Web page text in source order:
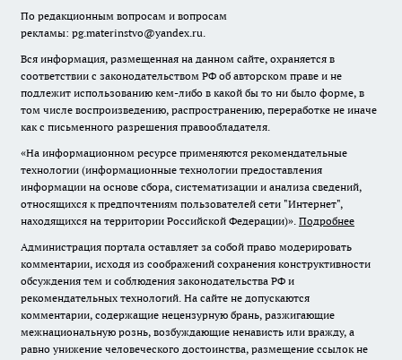
По редакционным вопросам и вопросам
рекламы: pg.materinstvo@yandex.ru.
Вся информация, размещенная на данном сайте, охраняется в
соответствии с законодательством РФ об авторском праве и не
подлежит использованию кем-либо в какой бы то ни было форме, в
том числе воспроизведению, распространению, переработке не иначе
как с письменного разрешения правообладателя.
«На информационном ресурсе применяются рекомендательные
технологии (информационные технологии предоставления
информации на основе сбора, систематизации и анализа сведений,
относящихся к предпочтениям пользователей сети "Интернет",
находящихся на территории Российской Федерации)». Подробнее
Администрация портала оставляет за собой право модерировать
комментарии, исходя из соображений сохранения конструктивности
обсуждения тем и соблюдения законодательства РФ и
рекомендательных технологий. На сайте не допускаются
комментарии, содержащие нецензурную брань, разжигающие
межнациональную рознь, возбуждающие ненависть или вражду, а
равно унижение человеческого достоинства, размещение ссылок не